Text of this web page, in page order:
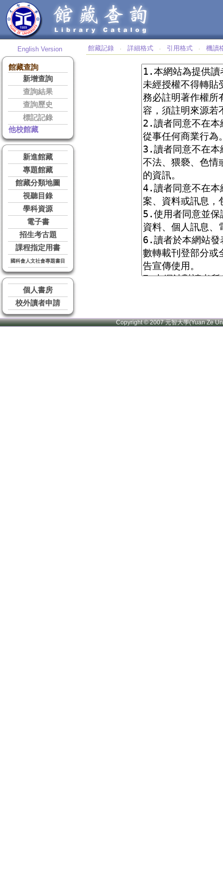
English Version
館藏查詢
新增查詢
查詢結果
查詢歷史
標記記錄
他校館藏
新進館藏
專題館藏
館藏分類地圖
視聽目錄
學科資源
電子書
招生考古題
課程指定用書
國科會人文社會專題書目
個人書房
校外讀者申請
館藏記錄 ‧ 詳細格式 ‧ 引用格式 ‧ 機讀
Copyright © 2007 元智大學(Yuan Ze